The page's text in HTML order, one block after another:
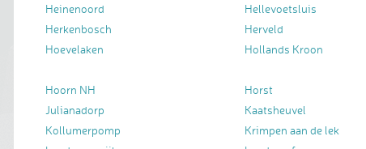
Heinenoord
Hellevoetsluis
Herkenbosch
Herveld
Hoevelaken
Hollands Kroon
Hoorn NH
Horst
Julianadorp
Kaatsheuvel
Kollumerpomp
Krimpen aan de lek